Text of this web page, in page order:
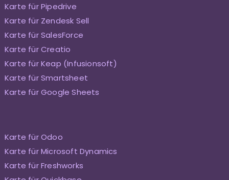
Karte für Pipedrive
Karte für Zendesk Sell
Karte für SalesForce
Karte für Creatio
Karte für Keap (Infusionsoft)
Karte für Smartsheet
Karte für Google Sheets
Karte für Odoo
Karte für Microsoft Dynamics
Karte für Freshworks